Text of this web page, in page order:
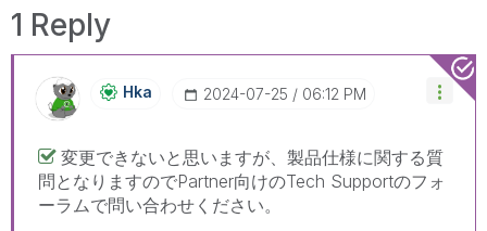
1 Reply
Hka ‎2024-07-25 06:12 PM
変更できないと思いますが、製品仕様に関する質
問となりますのでPartner向けのTech Supportのフォ
ーラムで問い合わせください。